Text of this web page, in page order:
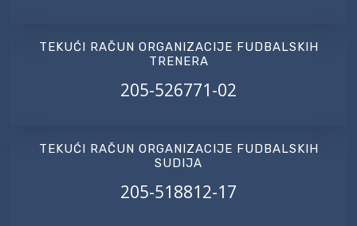
TEKUĆI RAČUN ORGANIZACIJE FUDBALSKIH
TRENERA
205-526771-02
TEKUĆI RAČUN ORGANIZACIJE FUDBALSKIH
SUDIJA
205-518812-17